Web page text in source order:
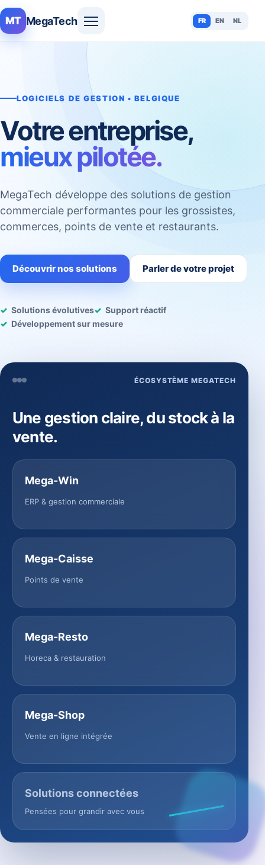
MT MegaTech FR EN NL
LOGICIELS DE GESTION • BELGIQUE
Votre entreprise,
mieux pilotée.
MegaTech développe des solutions de gestion
commerciale performantes pour les grossistes,
commerces, points de vente et restaurants.
Découvrir nos solutions Parler de votre projet
Solutions évolutives
Support réactif
Développement sur mesure
ÉCOSYSTÈME MEGATECH
Une gestion claire, du stock à la
vente.
Mega-Win
ERP & gestion commerciale
Mega-Caisse
Points de vente
Mega-Resto
Horeca & restauration
Mega-Shop
Vente en ligne intégrée
Solutions connectées
Pensées pour grandir avec vous